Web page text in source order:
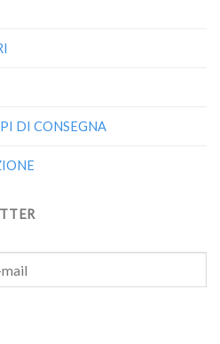
DI CONSEGNA